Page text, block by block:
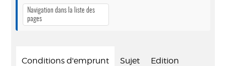
Navigation dans la liste des
pages
Conditions d'emprunt Sujet Edition